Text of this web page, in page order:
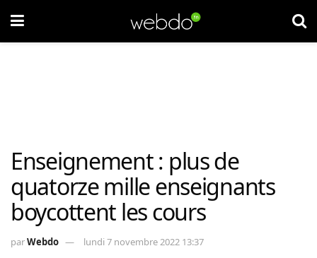
Enseignement : plus de
quatorze mille enseignants
boycottent les cours
parWebdo lundi 7 novembre 2022 13:37